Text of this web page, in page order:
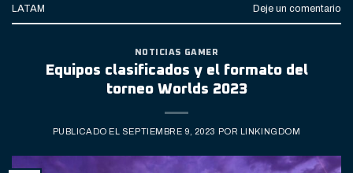
LATAM
Deje un comentario
NOTICIAS GAMER
Equipos clasificados y el formato del
torneo Worlds 2023
PUBLICADO EL SEPTIEMBRE 9, 2023 POR LINKINGDOM